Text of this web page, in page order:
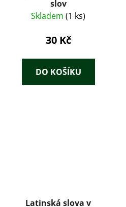
slov
Skladem (1 ks)
30 Kč
DO KOŠÍKU
Latinská slova v